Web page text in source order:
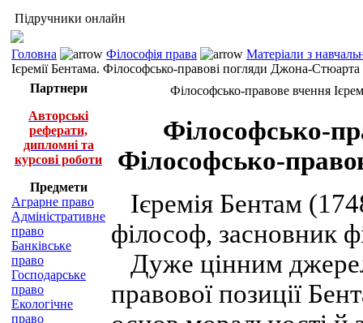
Підручники онлайн
Головна Філософія права
Матеріали з
Ієремії Бентама. Філософсько-правові погляди Джона-
Партнери
Авторські
реферати,
дипломні та
курсові роботи
Предмети
Аграрне право
Адміністративне
право
Банківське
право
Господарське
право
Екологічне
право
Філософсько-правове вчення
Філософсько-
Філософсько-
Ієремія Бентам
філософ, засновник
Дуже цінним
правової позиції